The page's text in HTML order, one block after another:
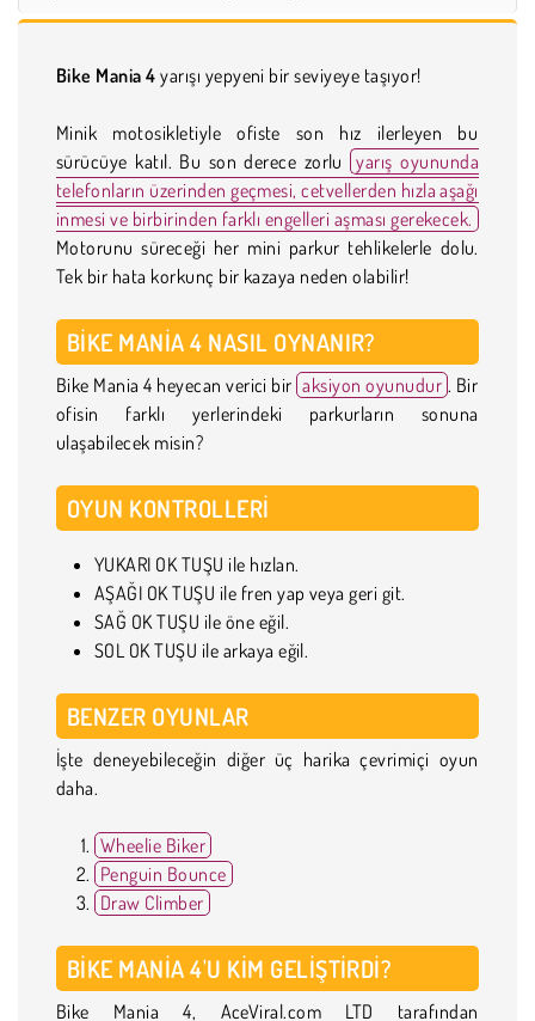
Bike Mania 4 yarışı yepyeni bir seviyeye taşıyor!
Minik motosikletiyle ofiste son hız ilerleyen bu
sürücüye katıl. Bu son derece zorlu yarış oyununda
telefonların üzerinden geçmesi, cetvellerden hızla aşağı
inmesi ve birbirinden farklı engelleri aşması gerekecek.
Motorunu süreceği her mini parkur tehlikelerle dolu.
Tek bir hata korkunç bir kazaya neden olabilir!
BIKE MANIA 4 NASIL OYNANIR?
Bike Mania 4 heyecan verici bir aksiyon oyunudur . Bir
ofisin farklı yerlerindeki parkurların sonuna
ulaşabilecek misin?
OYUN KONTROLLERI
YUKARI OK TUŞU ile hızlan.
AŞAĞI OK TUŞU ile fren yap veya geri git.
SAĞ OK TUŞU ile öne eğil.
SOL OK TUŞU ile arkaya eğil.
BENZER OYUNLAR
İşte deneyebileceğin diğer üç harika çevrimiçi oyun
daha.
Wheelie Biker
Penguin Bounce
Draw Climber
BIKE MANIA 4'U KIM GELIŞTIRDI?
Bike Mania 4, AceViral.com LTD tarafından